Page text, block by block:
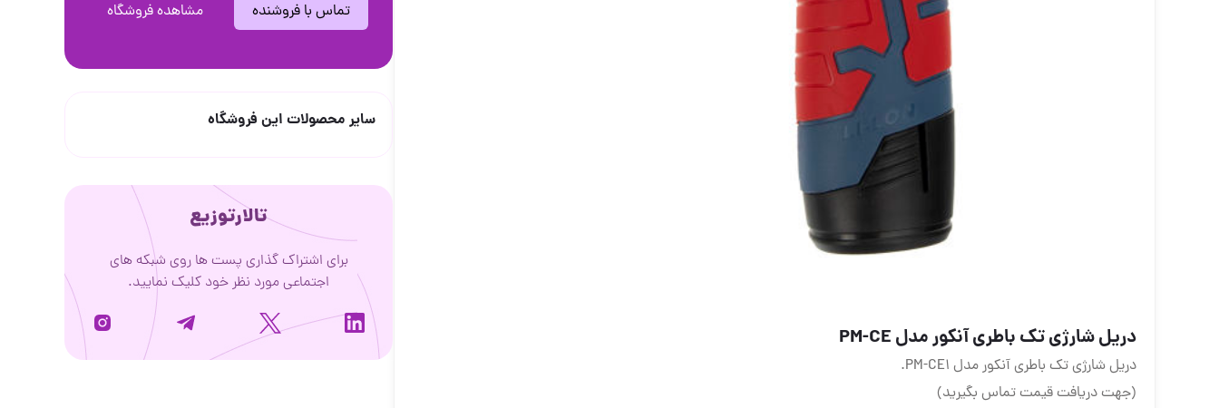
دریل شارژی تک باطری آنکور مدل PM-CE
دریل شارژی تک باطری آنکور مدل PM-CE1.
(جهت دریافت قیمت تماس بگیرید)
تماس با فروشنده مشاهده فروشگاه
سایر محصولات این فروشگاه
تالارتوزیع
برای اشتراک گذاری پست ها روی شبکه های
اجتماعی مورد نظر خود کلیک نمایید.